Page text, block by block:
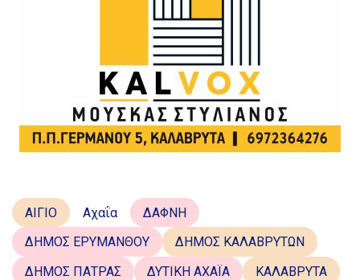
ΑΙΓΙΟ Αχαΐα
ΔΑΦΝΗ
ΔΗΜΟΣ ΕΡΥΜΑΝΘΟΥ
ΔΗΜΟΣ ΚΑΛΑΒΡΥΤΩΝ
ΔΗΜΟΣ ΠΑΤΡΑΣ
ΔΥΤΙΚΗ ΑΧΑΪΑ
ΚΑΛΑΒΡΥΤΑ